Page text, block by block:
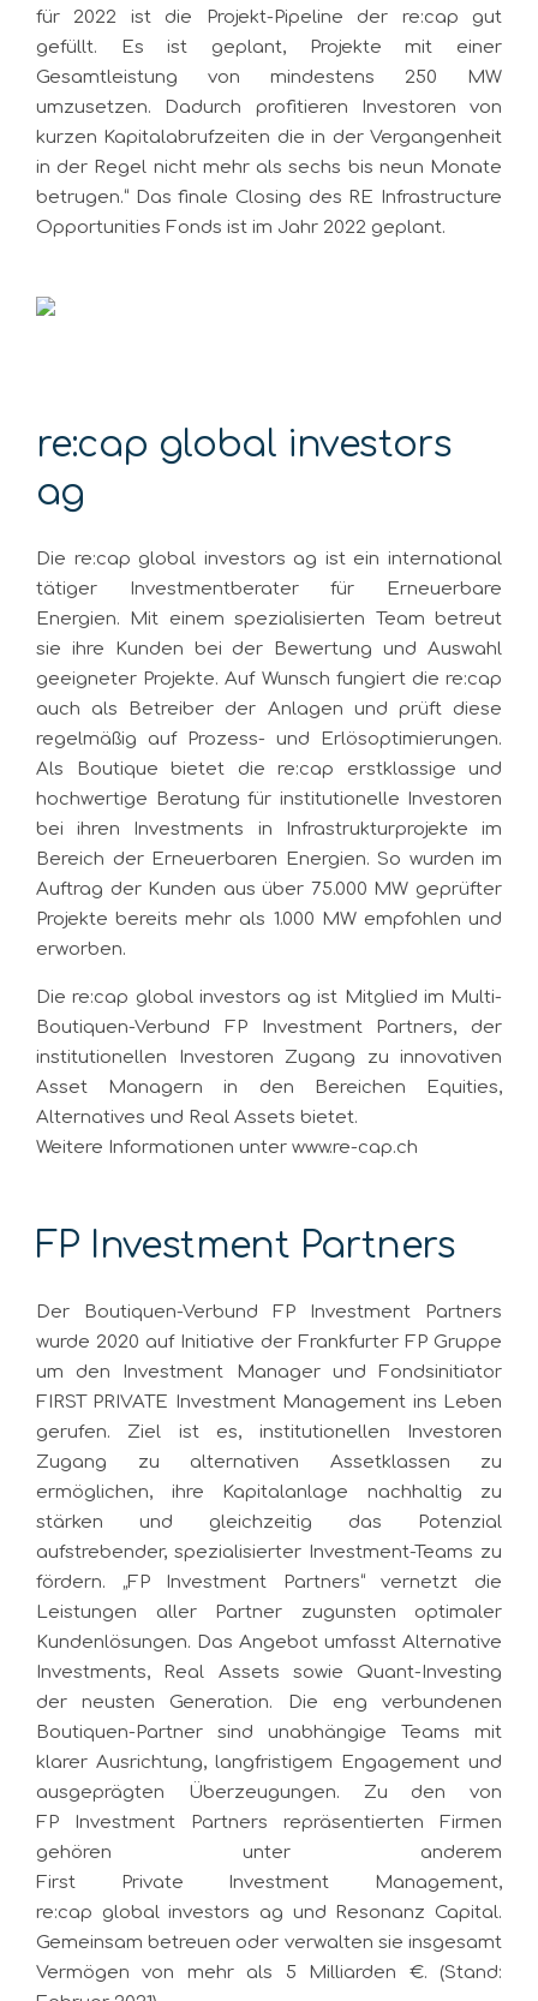
für 2022 ist die Projekt-Pipeline der re:cap gut
gefüllt. Es ist geplant, Projekte mit einer
Gesamtleistung von mindestens 250 MW
umzusetzen. Dadurch profitieren Investoren von
kurzen Kapitalabrufzeiten die in der Vergangenheit
in der Regel nicht mehr als sechs bis neun Monate
betrugen.“ Das finale Closing des RE Infrastructure
Opportunities Fonds ist im Jahr 2022 geplant.
re:cap global investors
ag
Die re:cap global investors ag ist ein international
tätiger Investmentberater für Erneuerbare
Energien. Mit einem spezialisierten Team betreut
sie ihre Kunden bei der Bewertung und Auswahl
geeigneter Projekte. Auf Wunsch fungiert die re:cap
auch als Betreiber der Anlagen und prüft diese
regelmäßig auf Prozess- und Erlösoptimierungen.
Als Boutique bietet die re:cap erstklassige und
hochwertige Beratung für institutionelle Investoren
bei ihren Investments in Infrastrukturprojekte im
Bereich der Erneuerbaren Energien. So wurden im
Auftrag der Kunden aus über 75.000 MW geprüfter
Projekte bereits mehr als 1.000 MW empfohlen und
erworben.
Die re:cap global investors ag ist Mitglied im Multi-
Boutiquen-Verbund FP Investment Partners, der
institutionellen Investoren Zugang zu innovativen
Asset Managern in den Bereichen Equities,
Alternatives und Real Assets bietet.
Weitere Informationen unter www.re-cap.ch
FP Investment Partners
Der Boutiquen-Verbund FP Investment Partners
wurde 2020 auf Initiative der Frankfurter FP Gruppe
um den Investment Manager und Fondsinitiator
FIRST PRIVATE Investment Management ins Leben
gerufen. Ziel ist es, institutionellen Investoren
Zugang zu alternativen Assetklassen zu
ermöglichen, ihre Kapitalanlage nachhaltig zu
stärken und gleichzeitig das Potenzial
aufstrebender, spezialisierter Investment-Teams zu
fördern. „FP Investment Partners“ vernetzt die
Leistungen aller Partner zugunsten optimaler
Kundenlösungen. Das Angebot umfasst Alternative
Investments, Real Assets sowie Quant-Investing
der neusten Generation. Die eng verbundenen
Boutiquen-Partner sind unabhängige Teams mit
klarer Ausrichtung, langfristigem Engagement und
ausgeprägten Überzeugungen. Zu den von
FP Investment Partners repräsentierten Firmen
gehören unter anderem
First Private Investment Management,
re:cap global investors ag und Resonanz Capital.
Gemeinsam betreuen oder verwalten sie insgesamt
Vermögen von mehr als 5 Milliarden €. (Stand: